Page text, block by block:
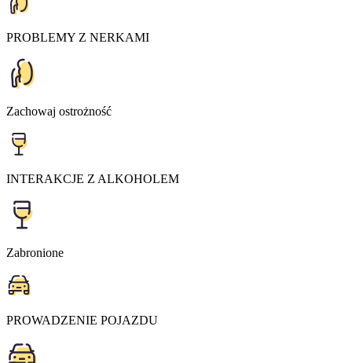
PROBLEMY Z NERKAMI
Zachowaj ostrożność
INTERAKCJE Z ALKOHOLEM
Zabronione
PROWADZENIE POJAZDU